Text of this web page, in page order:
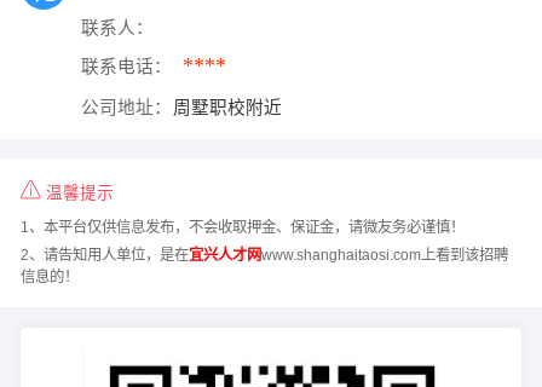
联系人：
联系电话： ****
公司地址： 周墅职校附近
温馨提示
1、本平台仅供信息发布，不会收取押金、保证金，请微友务必谨慎！
2、请告知用人单位，是在宜兴人才网www.shanghaitaosi.com上看到该招聘
信息的！